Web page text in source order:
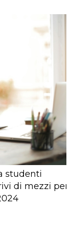
studenti
di mezzi per